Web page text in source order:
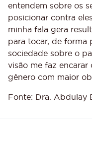
entendem sobre os
posicionar contra
minha fala gera
para tocar, de forma
sociedade sobre o
visão me faz encarar
gênero com maior
Fonte: Dra. Abdulay